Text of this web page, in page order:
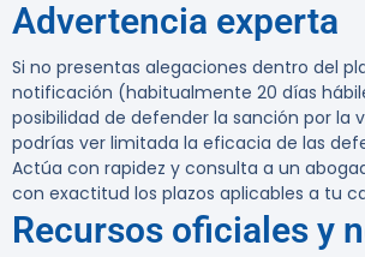
Advertencia experta
Si no presentas alegaciones dentro del
notificación (habitualmente 20 días
posibilidad de defender la sanción por la
podrías ver limitada la eficacia de las
Actúa con rapidez y consulta a un
con exactitud los plazos aplicables a tu
Recursos oficiales y